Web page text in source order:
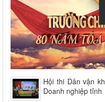
Hội thi Dân vận
Doanh nghiệp tỉnh